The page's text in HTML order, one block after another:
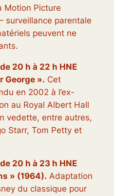
Motion Picture
surveillance parentale
peuvent ne
20 h à 22 h HNE
George ». Cet
en 2002 à l’ex-
au Royal Albert Hall
vedette, entre autres,
Starr, Tom Petty et
20 h à 23 h HNE
» (1964). Adaptation
du classique pour